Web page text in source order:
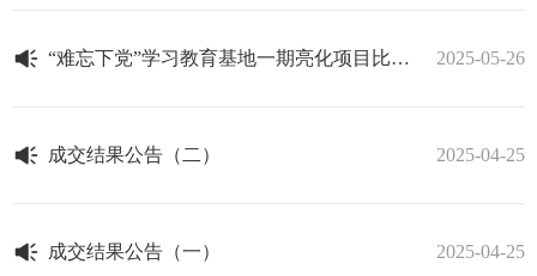
“难忘下党”学习教育基地一期亮化项目比选公告 2025-05-26
成交结果公告（二） 2025-04-25
成交结果公告（一） 2025-04-25